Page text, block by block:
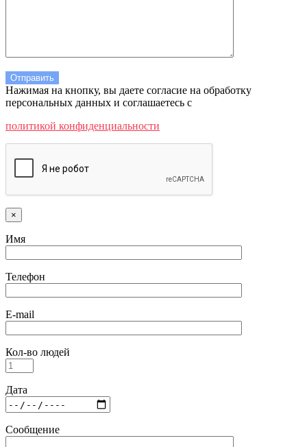
Нажимая на кнопку, вы даете согласие на обработку
персональных данных и соглашаетесь c
политикой конфиденциальности
×
Имя
Телефон
E-mail
Кол-во людей
Дата
Сообщение